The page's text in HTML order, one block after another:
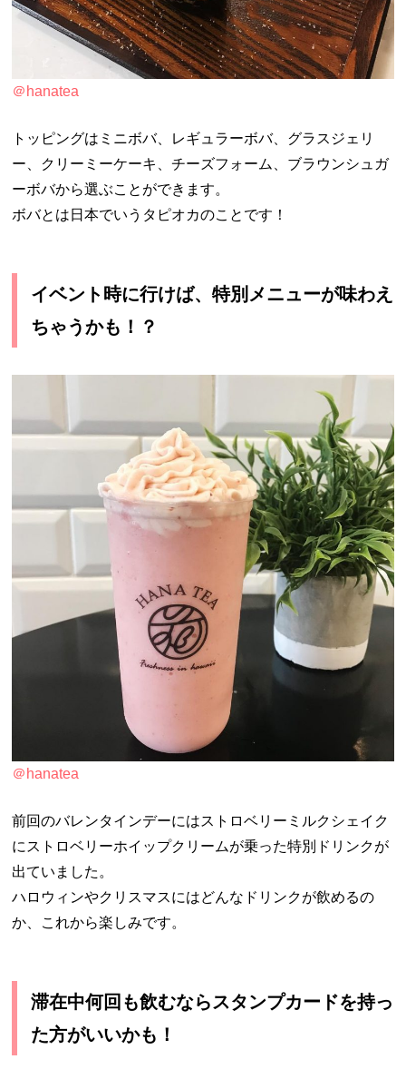
＠hanatea
トッピングはミニボバ、レギュラーボバ、グラスジェリ
ー、クリーミーケーキ、チーズフォーム、ブラウンシュガ
ーボバから選ぶことができます。
ボバとは日本でいうタピオカのことです！
イベント時に行けば、特別メニューが味わえ
ちゃうかも！？
＠hanatea
前回のバレンタインデーにはストロベリーミルクシェイク
にストロベリーホイップクリームが乗った特別ドリンクが
出ていました。
ハロウィンやクリスマスにはどんなドリンクが飲めるの
か、これから楽しみです。
滞在中何回も飲むならスタンプカードを持っ
た方がいいかも！